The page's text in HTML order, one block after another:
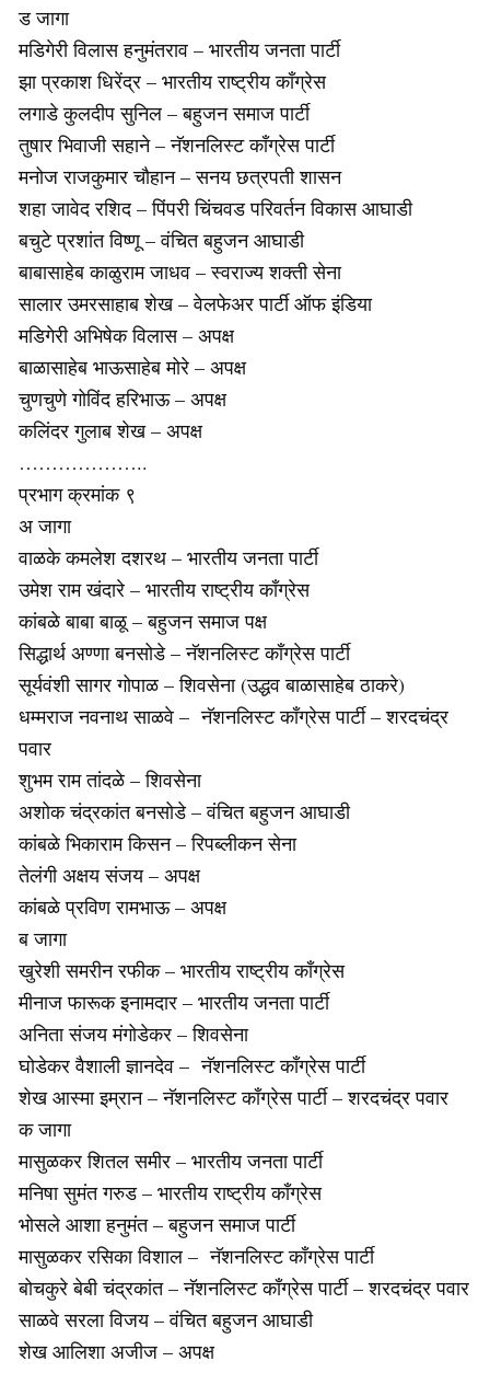
ड जागा
मडिगेरी विलास हनुमंतराव – भारतीय जनता पार्टी
झा प्रकाश धिरेंद्र – भारतीय राष्ट्रीय काँग्रेस
लगाडे कुलदीप सुनिल – बहुजन समाज पार्टी
तुषार भिवाजी सहाने – नॅशनलिस्ट काँग्रेस पार्टी
मनोज राजकुमार चौहान – सनय छत्रपती शासन
शहा जावेद रशिद – पिंपरी चिंचवड परिवर्तन विकास आघाडी
बचुटे प्रशांत विष्णू – वंचित बहुजन आघाडी
बाबासाहेब काळुराम जाधव – स्वराज्य शक्ती सेना
सालार उमरसाहाब शेख – वेलफेअर पार्टी ऑफ इंडिया
मडिगेरी अभिषेक विलास – अपक्ष
बाळासाहेब भाऊसाहेब मोरे – अपक्ष
चुणचुणे गोविंद हरिभाऊ – अपक्ष
कलिंदर गुलाब शेख – अपक्ष
………………..
प्रभाग क्रमांक ९
अ जागा
वाळके कमलेश दशरथ – भारतीय जनता पार्टी
उमेश राम खंदारे – भारतीय राष्ट्रीय काँग्रेस
कांबळे बाबा बाळू – बहुजन समाज पक्ष
सिद्धार्थ अण्णा बनसोडे – नॅशनलिस्ट काँग्रेस पार्टी
सूर्यवंशी सागर गोपाळ – शिवसेना (उद्धव बाळासाहेब ठाकरे)
धम्मराज नवनाथ साळवे – नॅशनलिस्ट काँग्रेस पार्टी – शरदचंद्र
पवार
शुभम राम तांदळे – शिवसेना
अशोक चंद्रकांत बनसोडे – वंचित बहुजन आघाडी
कांबळे भिकाराम किसन – रिपब्लीकन सेना
तेलंगी अक्षय संजय – अपक्ष
कांबळे प्रविण रामभाऊ – अपक्ष
ब जागा
खुरेशी समरीन रफीक – भारतीय राष्ट्रीय काँग्रेस
मीनाज फारूक इनामदार – भारतीय जनता पार्टी
अनिता संजय मंगोडेकर – शिवसेना
घोडेकर वैशाली ज्ञानदेव – नॅशनलिस्ट काँग्रेस पार्टी
शेख आस्मा इम्रान – नॅशनलिस्ट काँग्रेस पार्टी – शरदचंद्र पवार
क जागा
मासुळकर शितल समीर – भारतीय जनता पार्टी
मनिषा सुमंत गरुड – भारतीय राष्ट्रीय काँग्रेस
भोसले आशा हनुमंत – बहुजन समाज पार्टी
मासुळकर रसिका विशाल – नॅशनलिस्ट काँग्रेस पार्टी
बोचकुरे बेबी चंद्रकांत – नॅशनलिस्ट काँग्रेस पार्टी – शरदचंद्र पवार
साळवे सरला विजय – वंचित बहुजन आघाडी
शेख आलिशा अजीज – अपक्ष